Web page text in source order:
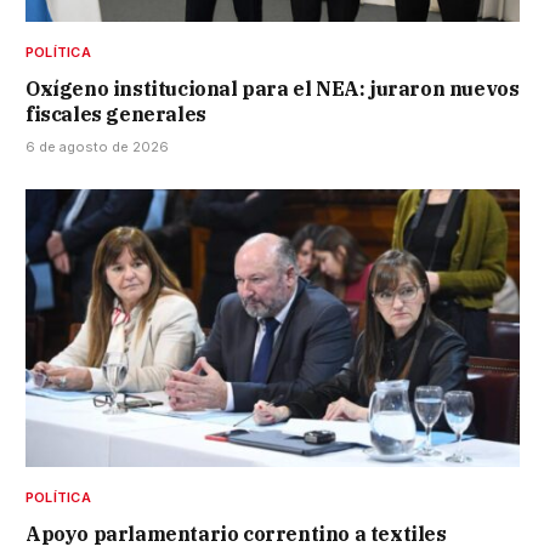
POLÍTICA
Oxígeno institucional para el NEA: juraron nuevos
fiscales generales
6 de agosto de 2026
POLÍTICA
Apoyo parlamentario correntino a textiles